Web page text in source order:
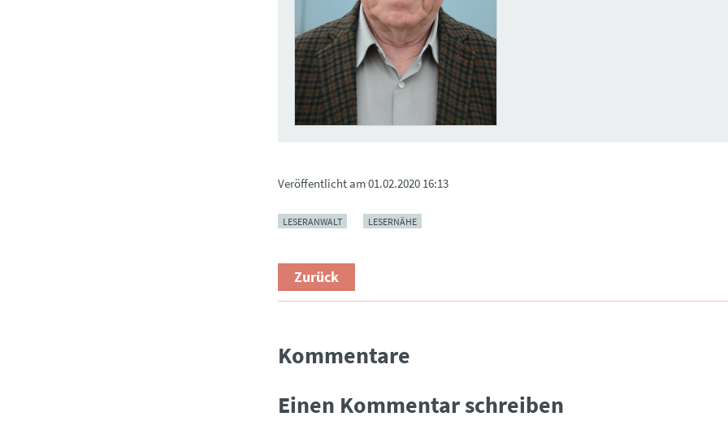
Veröffentlicht am01.02.2020 16:13
LESERANWALT LESERNÄHE
Zurück
Kommentare
Einen Kommentar schreiben